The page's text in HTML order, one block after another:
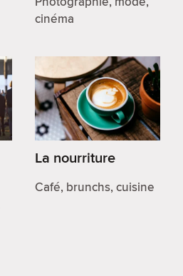
cinéma
La nourriture
Café, brunchs, cuisine